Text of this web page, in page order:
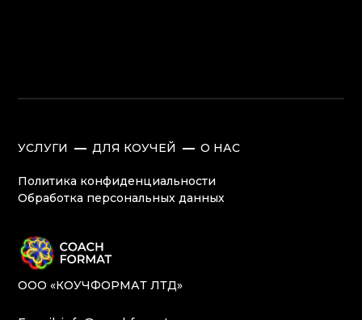
ОOO «КОУЧФОРМАТ ЛТД»
УСЛУГИ ДЛЯ КОУЧЕЙ О НАС
Политика конфиденциальности
Обработка персональных данных